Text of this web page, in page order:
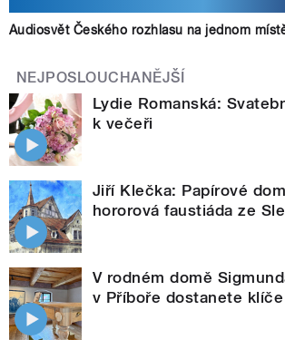
Audiosvět Českého rozhlasu na jednom
NEJPOSLOUCHANĚJŠÍ
Lydie Romanská:
k večeři
Jiří Klečka: Papírové
hororová faustiáda ze
V rodném domě
v Příboře dostanete